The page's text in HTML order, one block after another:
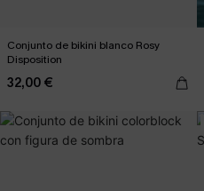
Conjunto de bikini blanco Rosy
Disposition
32,00 €